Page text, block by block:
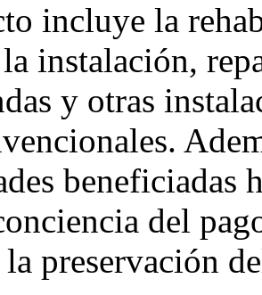
incluye la
instalación,
y otras
beneficiadas
del
preservación